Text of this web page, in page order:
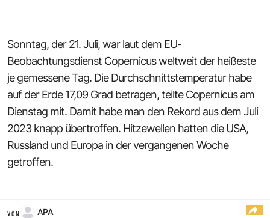
Sonntag, der 21. Juli, war laut dem EU-
Beobachtungsdienst Copernicus weltweit der heißeste
je gemessene Tag. Die Durchschnittstemperatur habe
auf der Erde 17,09 Grad betragen, teilte Copernicus am
Dienstag mit. Damit habe man den Rekord aus dem Juli
2023 knapp übertroffen. Hitzewellen hatten die USA,
Russland und Europa in der vergangenen Woche
getroffen.
VON APA